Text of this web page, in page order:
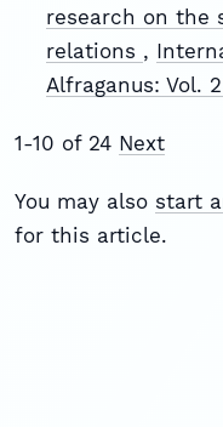
research on the
relations ,
Alfraganus: Vol. 2
1-10 of 24 Next
You may also start
for this article.